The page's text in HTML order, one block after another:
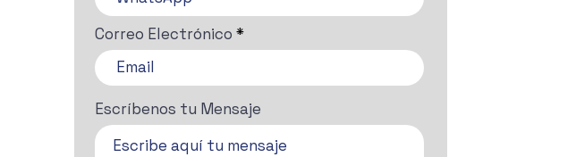
Correo Electrónico
Escríbenos tu Mensaje